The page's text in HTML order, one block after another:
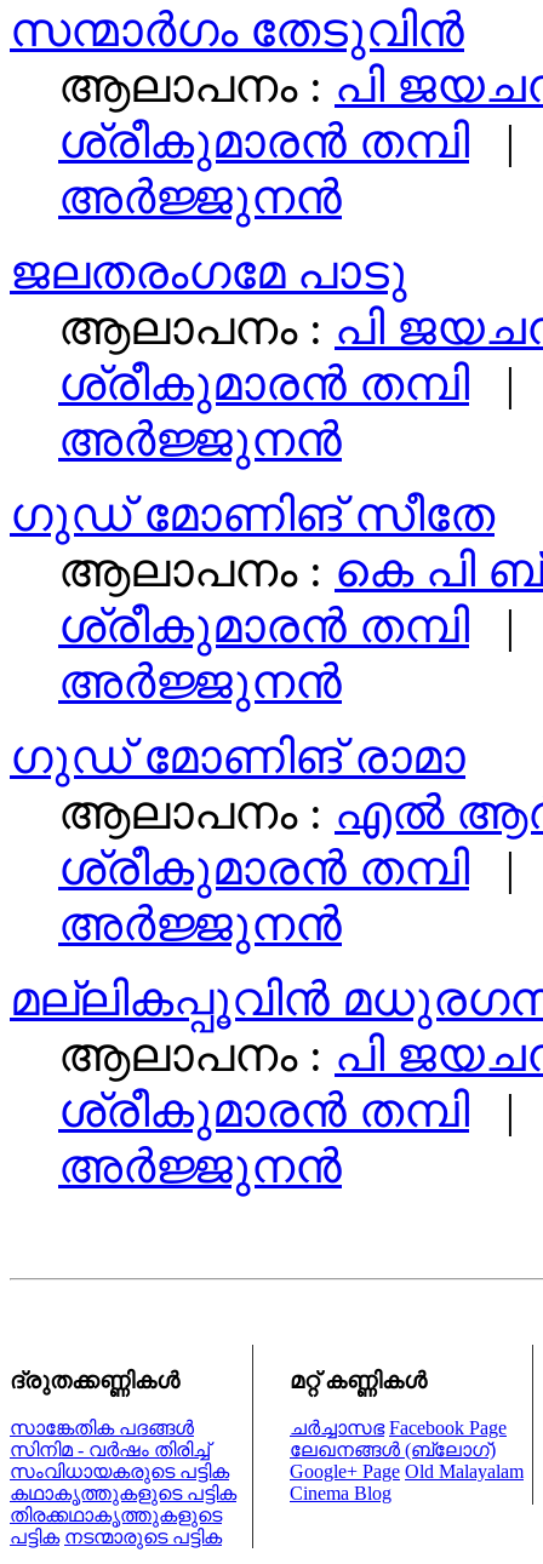
സന്മാർഗം തേടുവിൻ
ആലാപനം : പി
ശ്രീകുമാരന്‍ തമ്പി |
അര്‍ജ്ജുനന്‍
ജലതരംഗമേ പാടു
ആലാപനം : പി
ശ്രീകുമാരന്‍ തമ്പി |
അര്‍ജ്ജുനന്‍
ഗുഡ് മോണിങ് സീതേ
ആലാപനം : കെ പി
ശ്രീകുമാരന്‍ തമ്പി |
അര്‍ജ്ജുനന്‍
ഗുഡ്‌ മോണിങ് രാമാ
ആലാപനം : എല്‍
ശ്രീകുമാരന്‍ തമ്പി |
അര്‍ജ്ജുനന്‍
മല്ലികപ്പൂവിന്‍
ആലാപനം : പി
ശ്രീകുമാരന്‍ തമ്പി |
അര്‍ജ്ജുനന്‍
ദ്രുതക്കണ്ണികള്‍
സാങ്കേതിക പദങ്ങള്‍
സിനിമ - വര്‍ഷം തിരിച്ച്
സംവിധായകരുടെ പട്ടിക
കഥാകൃത്തുകളുടെ പട്ടിക
തിരക്കഥാകൃത്തുകളുടെ
പട്ടിക നടന്മാരുടെ പട്ടിക
മറ്റ് കണ്ണികള്‍
ചര്‍ച്ചാസഭ Facebook Page
ലേഖനങ്ങള്‍ (ബ്ലോഗ്)
Google+ Page Old Malayalam
Cinema Blog